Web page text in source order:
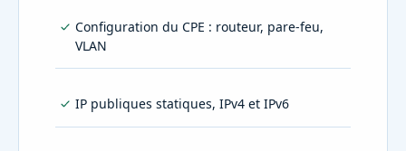
Configuration du CPE : routeur, pare-feu,
VLAN
IP publiques statiques, IPv4 et IPv6